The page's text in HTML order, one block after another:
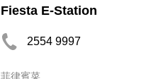
Fiesta E-Station
2554 9997
菲律賓菜